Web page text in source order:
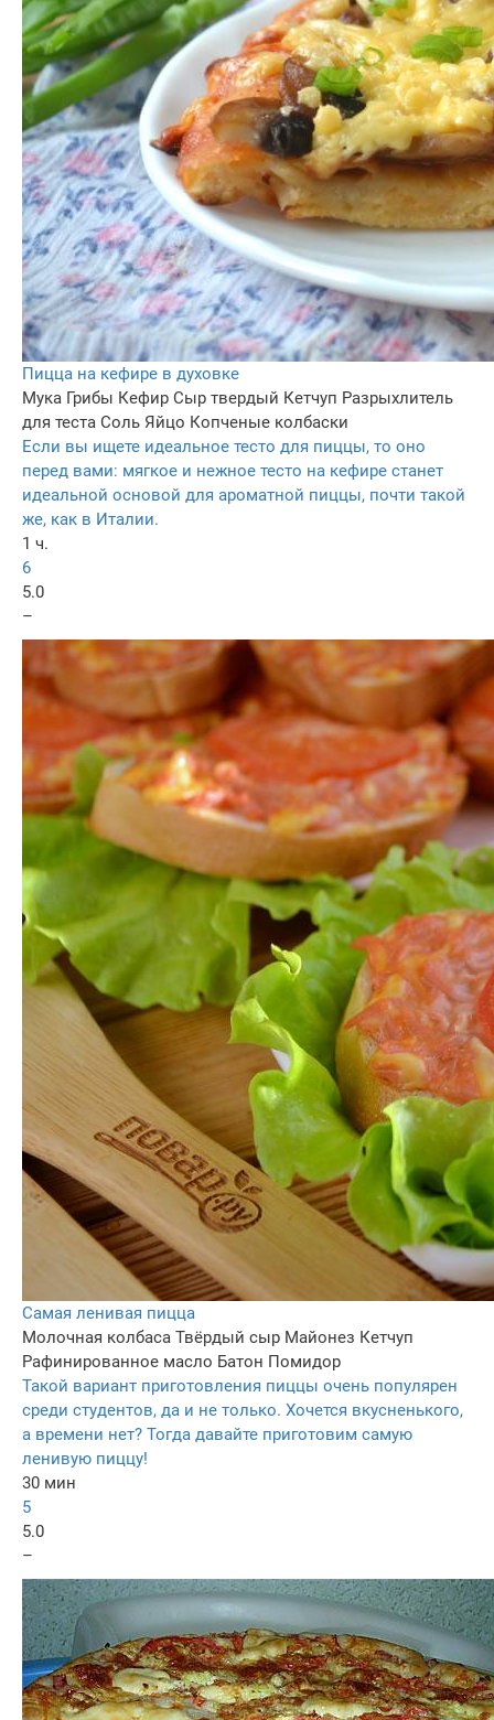
Пицца на кефире в духовке
Мука Грибы Кефир Сыр твердый Кетчуп Разрыхлитель
для теста Соль Яйцо Копченые колбаски
Если вы ищете идеальное тесто для пиццы, то оно
перед вами: мягкое и нежное тесто на кефире станет
идеальной основой для ароматной пиццы, почти такой
же, как в Италии.
1 ч.
6
5.0
–
Самая ленивая пицца
Молочная колбаса Твёрдый сыр Майонез Кетчуп
Рафинированное масло Батон Помидор
Такой вариант приготовления пиццы очень популярен
среди студентов, да и не только. Хочется вкусненького,
а времени нет? Тогда давайте приготовим самую
ленивую пиццу!
30 мин
5
5.0
–